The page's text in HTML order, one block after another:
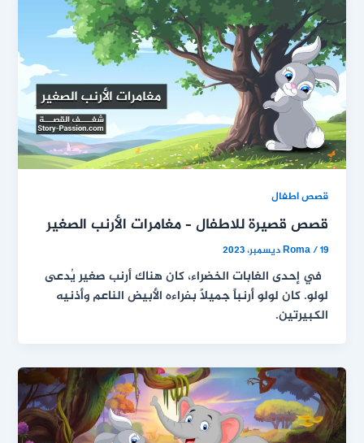
قصص اطفال
قصص قصيرة للاطفال – مغامرات الأرنب الصغير
Roma/19 ديسمبر، 2023
في إحدى الغابات الخضراء، كان هناك أرنب صغير يُدعى
لولو. كان لولو أرنباً جميلاً بفراءه الأبيض الناعم وأذنيه
الكبيرتين.